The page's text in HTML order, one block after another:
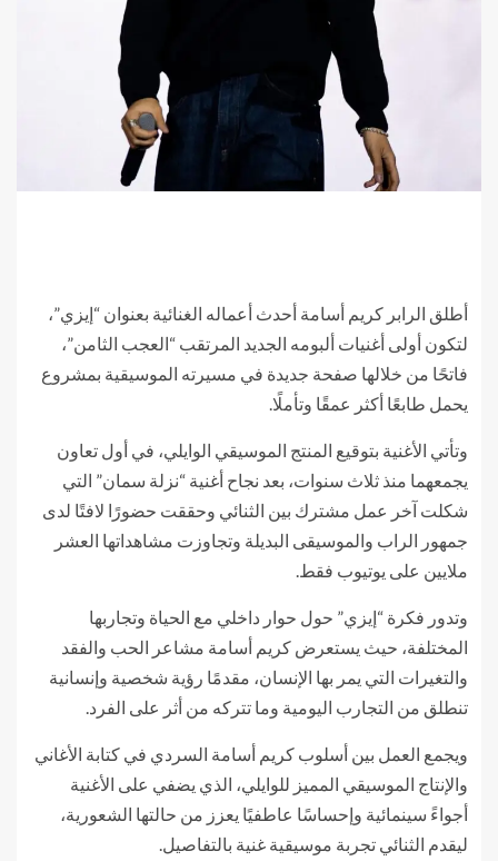
أطلق الرابر كريم أسامة أحدث أعماله الغنائية بعنوان “إيزي”،
لتكون أولى أغنيات ألبومه الجديد المرتقب “العجب الثامن”،
فاتحًا من خلالها صفحة جديدة في مسيرته الموسيقية بمشروع
يحمل طابعًا أكثر عمقًا وتأملًا.
وتأتي الأغنية بتوقيع المنتج الموسيقي الوايلي، في أول تعاون
يجمعهما منذ ثلاث سنوات، بعد نجاح أغنية “نزلة سمان” التي
شكلت آخر عمل مشترك بين الثنائي وحققت حضورًا لافتًا لدى
جمهور الراب والموسيقى البديلة وتجاوزت مشاهداتها العشر
ملايين على يوتيوب فقط.
وتدور فكرة “إيزي” حول حوار داخلي مع الحياة وتجاربها
المختلفة، حيث يستعرض كريم أسامة مشاعر الحب والفقد
والتغيرات التي يمر بها الإنسان، مقدمًا رؤية شخصية وإنسانية
تنطلق من التجارب اليومية وما تتركه من أثر على الفرد.
ويجمع العمل بين أسلوب كريم أسامة السردي في كتابة الأغاني
والإنتاج الموسيقي المميز للوايلي، الذي يضفي على الأغنية
أجواءً سينمائية وإحساسًا عاطفيًا يعزز من حالتها الشعورية،
ليقدم الثنائي تجربة موسيقية غنية بالتفاصيل.